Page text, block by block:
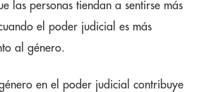
las personas tiendan a sentirse más
el poder judicial es más
al género.
en el poder judicial contribuye